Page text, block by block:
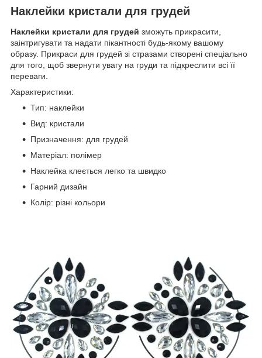
Наклейки кристали для грудей
Наклейки кристали для грудей зможуть прикрасити,
заінтригувати та надати пікантності будь-якому вашому
образу. Прикраси для грудей зі стразами створені спеціально
для того, щоб звернути увагу на груди та підкреслити всі її
переваги.
Характеристики:
Тип: наклейки
Вид: кристали
Призначення: для грудей
Матеріал: полімер
Наклейка клеється легко та швидко
Гарний дизайн
Колір: різні кольори